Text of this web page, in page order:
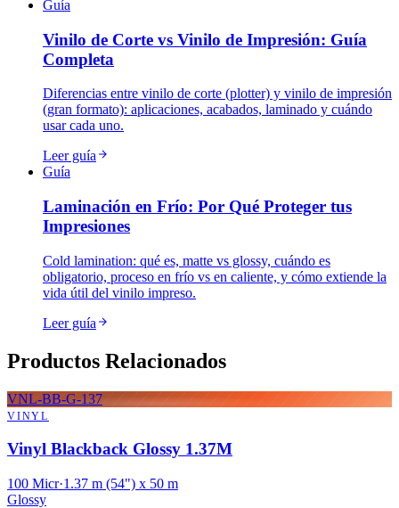
Guía
Vinilo de Corte vs Vinilo de Impresión: Guía
Completa
Diferencias entre vinilo de corte (plotter) y vinilo de impresión
(gran formato): aplicaciones, acabados, laminado y cuándo
usar cada uno.
Leer guía
Guía
Laminación en Frío: Por Qué Proteger tus
Impresiones
Cold lamination: qué es, matte vs glossy, cuándo es
obligatorio, proceso en frío vs en caliente, y cómo extiende la
vida útil del vinilo impreso.
Leer guía
Productos Relacionados
VNL-BB-G-137
VINYL
Vinyl Blackback Glossy 1.37M
100 Micr·1.37 m (54") x 50 m
Glossy